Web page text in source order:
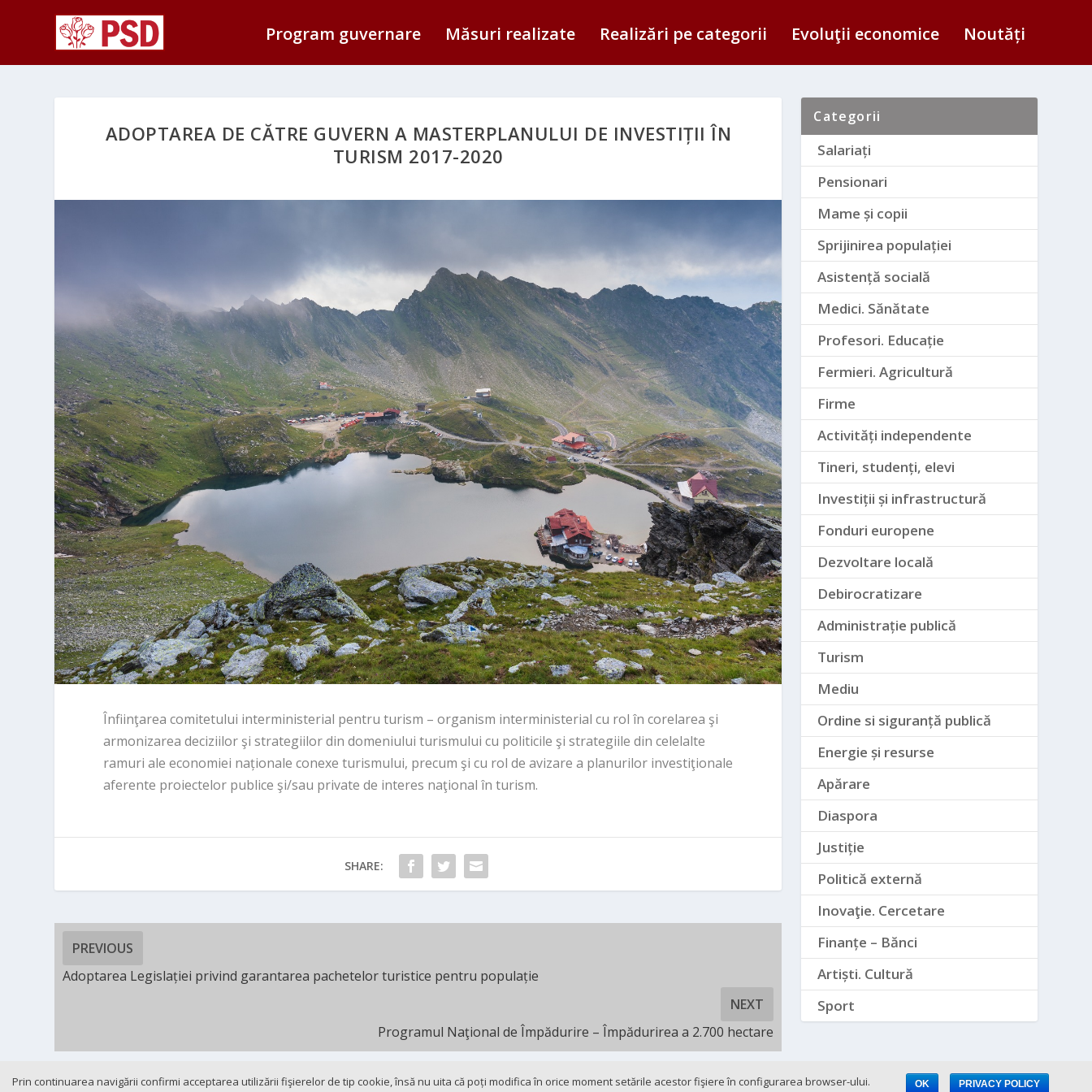
Program guvernare Măsuri realizate Realizări pe categorii Evoluţii economice Noutăți
ADOPTAREA DE CĂTRE GUVERN A MASTERPLANULUI DE INVESTIȚII ÎN
TURISM 2017-2020
Înfiinţarea comitetului interministerial pentru turism – organism interministerial cu rol în corelarea şi
armonizarea deciziilor şi strategiilor din domeniului turismului cu politicile şi strategiile din celelalte
ramuri ale economiei naționale conexe turismului, precum şi cu rol de avizare a planurilor investiţionale
aferente proiectelor publice şi/sau private de interes naţional în turism.
SHARE:
PREVIOUS
Adoptarea Legislației privind garantarea pachetelor turistice pentru populație
NEXT
Programul Naţional de Împădurire – Împădurirea a 2.700 hectare
Categorii
Salariați
Pensionari
Mame și copii
Sprijinirea populației
Asistență socială
Medici. Sănătate
Profesori. Educație
Fermieri. Agricultură
Firme
Activități independente
Tineri, studenți, elevi
Investiții și infrastructură
Fonduri europene
Dezvoltare locală
Debirocratizare
Administrație publică
Turism
Mediu
Ordine si siguranță publică
Energie și resurse
Apărare
Diaspora
Justiție
Politică externă
Inovaţie. Cercetare
Finanțe – Bănci
Artiști. Cultură
Sport
Prin continuarea navigării confirmi acceptarea utilizării fişierelor de tip cookie, însă nu uita că poți modifica în orice moment setările acestor fişiere în configurarea browser-ului. OK PRIVACY POLICY